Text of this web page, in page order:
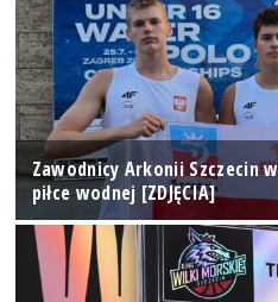
Zawodnicy Arkonii Szczecin
piłce wodnej [ZDJĘCIA]